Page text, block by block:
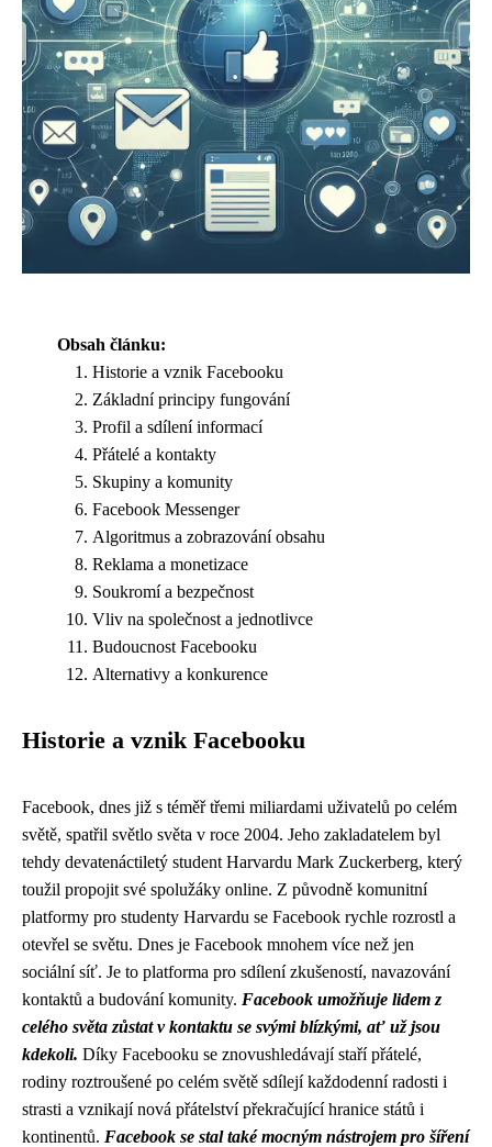
Obsah článku:
Historie a vznik Facebooku
Základní principy fungování
Profil a sdílení informací
Přátelé a kontakty
Skupiny a komunity
Facebook Messenger
Algoritmus a zobrazování obsahu
Reklama a monetizace
Soukromí a bezpečnost
Vliv na společnost a jednotlivce
Budoucnost Facebooku
Alternativy a konkurence
Historie a vznik Facebooku
Facebook, dnes již s téměř třemi miliardami uživatelů po celém
světě, spatřil světlo světa v roce 2004. Jeho zakladatelem byl
tehdy devatenáctiletý student Harvardu Mark Zuckerberg, který
toužil propojit své spolužáky online. Z původně komunitní
platformy pro studenty Harvardu se Facebook rychle rozrostl a
otevřel se světu. Dnes je Facebook mnohem více než jen
sociální síť. Je to platforma pro sdílení zkušeností, navazování
kontaktů a budování komunity. Facebook umožňuje lidem z
celého světa zůstat v kontaktu se svými blízkými, ať už jsou
kdekoli. Díky Facebooku se znovushledávají staří přátelé,
rodiny roztroušené po celém světě sdílejí každodenní radosti i
strasti a vznikají nová přátelství překračující hranice států i
kontinentů. Facebook se stal také mocným nástrojem pro šíření